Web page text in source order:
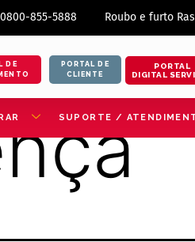
855-5888 Roubo e furto
DE
PORTAL DE
CLIENTE
PORTAL
DIGITAL
SUPORTE /